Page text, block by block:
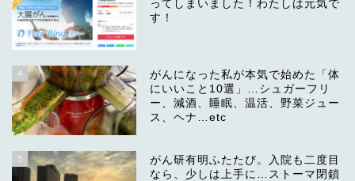
ってしまいました！わたしは元気で
す！
4
がんになった私が本気で始めた「体
にいいこと10選」…シュガーフリ
ー、減酒、睡眠、温活、野菜ジュー
ス、ヘナ…etc
5
がん研有明ふたたび。入院も二度目
なら、少しは上手に…ストーマ閉鎖